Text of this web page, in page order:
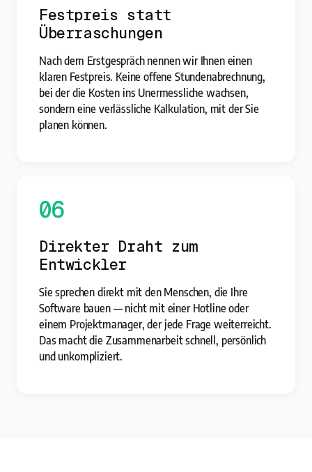
Festpreis statt
Überraschungen
Nach dem Erstgespräch nennen wir Ihnen einen
klaren Festpreis. Keine offene Stundenabrechnung,
bei der die Kosten ins Unermessliche wachsen,
sondern eine verlässliche Kalkulation, mit der Sie
planen können.
06
Direkter Draht zum
Entwickler
Sie sprechen direkt mit den Menschen, die Ihre
Software bauen — nicht mit einer Hotline oder
einem Projektmanager, der jede Frage weiterreicht.
Das macht die Zusammenarbeit schnell, persönlich
und unkompliziert.